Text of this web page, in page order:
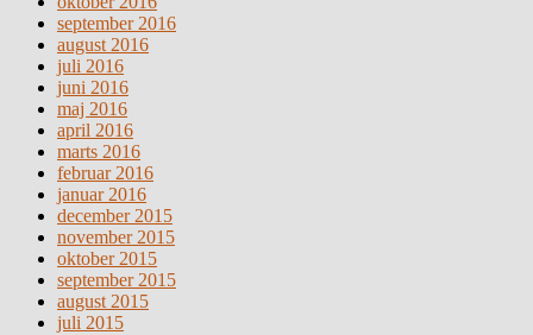
september 2016
august 2016
juli 2016
juni 2016
maj 2016
april 2016
marts 2016
februar 2016
januar 2016
december 2015
november 2015
oktober 2015
september 2015
august 2015
juli 2015